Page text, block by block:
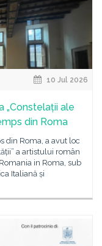
10 Jul 2026
„Constelații ale
din Roma
din Roma, a avut loc
a artistului român
in Roma, sub
Italiană și